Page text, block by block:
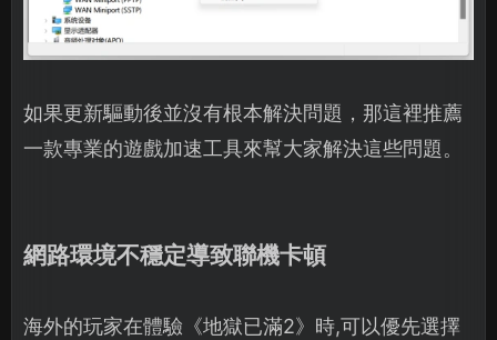
如果更新驅動後並沒有根本解決問題，那這裡推薦
一款專業的遊戲加速工具來幫大家解決這些問題。
網路環境不穩定導致聯機卡頓
海外的玩家在體驗《地獄已滿2》時,可以優先選擇